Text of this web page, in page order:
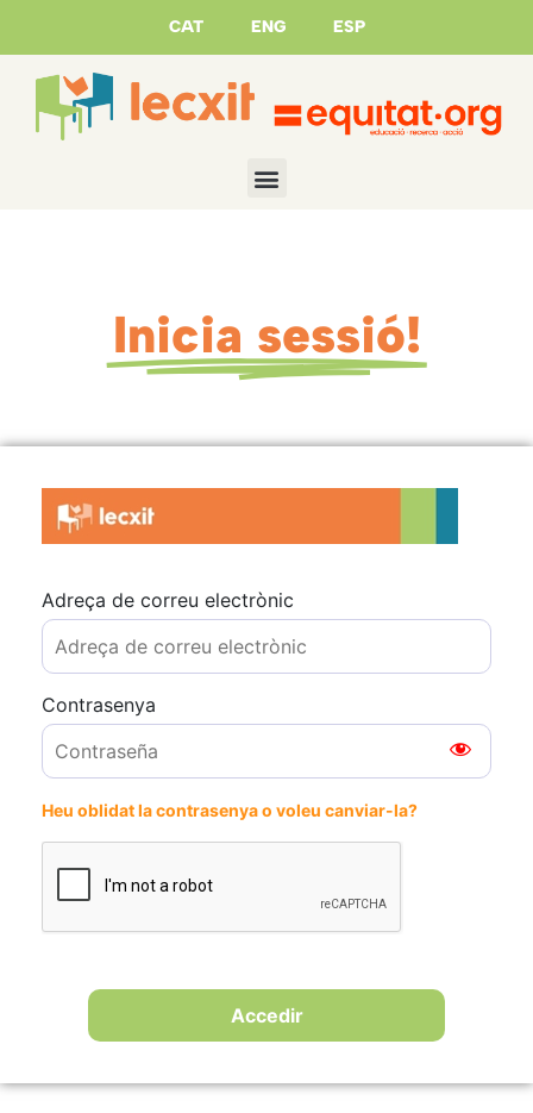
CAT ENG ESP
Inicia sessió!
Adreça de correu electrònic
Contrasenya
Heu oblidat la contrasenya o voleu canviar-la?